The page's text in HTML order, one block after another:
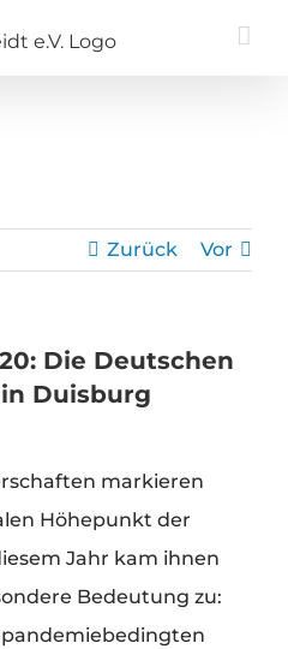
Zurück Vor
Die Deutschen
Duisburg
markieren
Höhepunkt der
Jahr kam ihnen
Bedeutung zu: